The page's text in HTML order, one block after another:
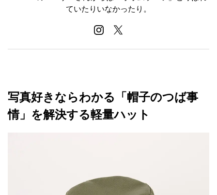
ていたりいなかったり。
写真好きならわかる「帽子のつば事
情」を解決する軽量ハット